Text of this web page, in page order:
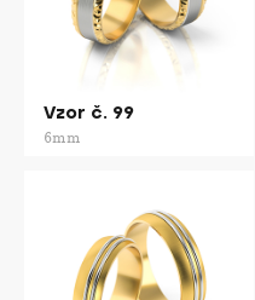
Vzor č. 99
6mm